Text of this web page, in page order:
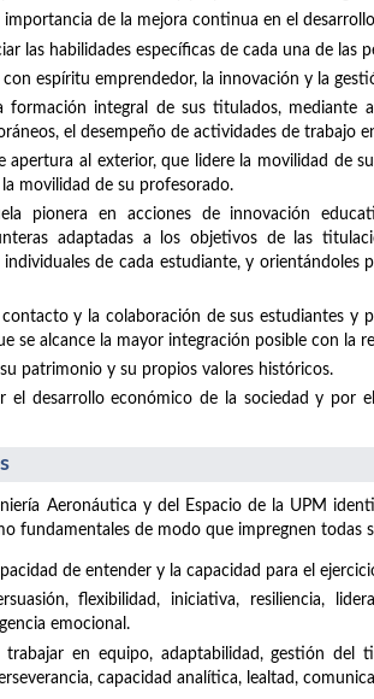
de la mejora continua en el
las habilidades específicas de cada una de las
espíritu emprendedor, la innovación y la
formación integral de sus titulados, mediante
el desempeño de actividades de trabajo
apertura al exterior, que lidere la movilidad de
movilidad de su profesorado.
pionera en acciones de innovación
adaptadas a los objetivos de las
de cada estudiante, y orientándoles
y la colaboración de sus estudiantes y
se alcance la mayor integración posible con la
patrimonio y su propios valores históricos.
el desarrollo económico de la sociedad y por
Aeronáutica y del Espacio de la UPM
fundamentales de modo que impregnen todas
de entender y la capacidad para el
flexibilidad, iniciativa, resiliencia,
emocional.
trabajar en equipo, adaptabilidad, gestión del
capacidad analítica, lealtad,